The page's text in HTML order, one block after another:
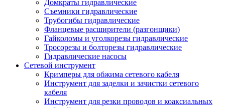
Домкраты гидравлические
Съемники гидравлические
Трубогибы гидравлические
Фланцевые расширители (разгонщики)
Гайколомы и уголкорезы гидравлические
Тросорезы и болторезы гидравлические
Гидравлические насосы
Сетевой инструмент
Кримперы для обжима сетевого кабеля
Инструмент для заделки и зачистки сетевого
кабеля
Инструмент для резки проводов и коаксиальных